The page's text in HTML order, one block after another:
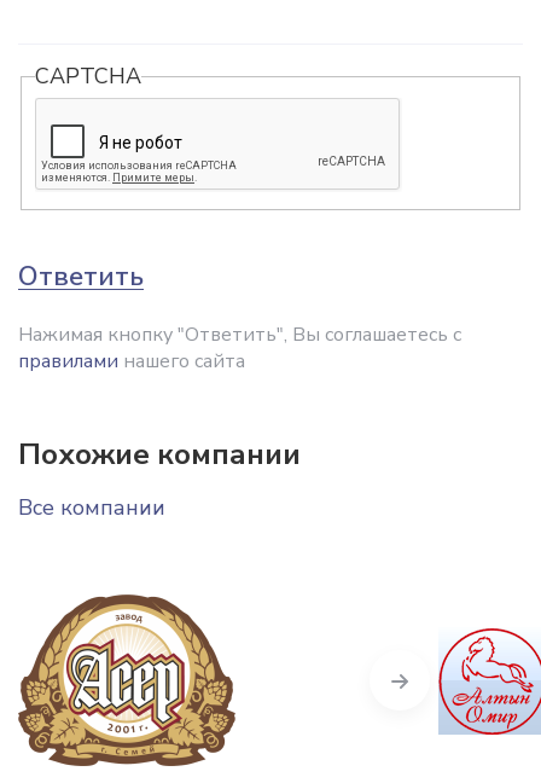
CAPTCHA
Ответить
Нажимая кнопку "Ответить", Вы соглашаетесь с
правилами нашего сайта
Похожие компании
Все компании
Next